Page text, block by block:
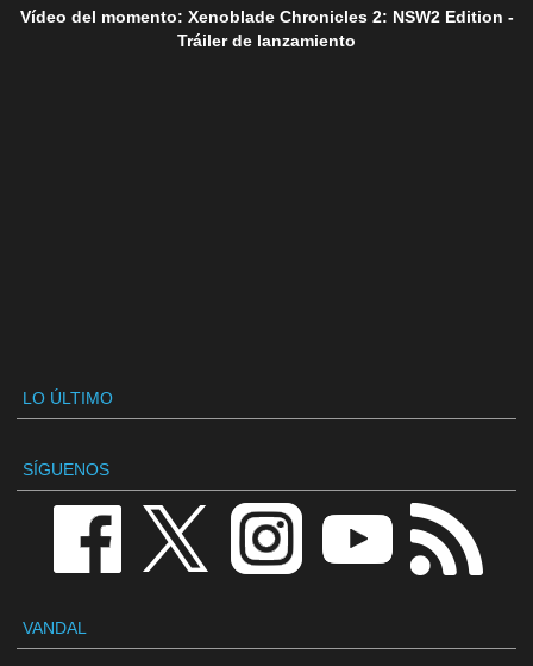
Vídeo del momento: Xenoblade Chronicles 2: NSW2 Edition -
Tráiler de lanzamiento
LO ÚLTIMO
SÍGUENOS
VANDAL